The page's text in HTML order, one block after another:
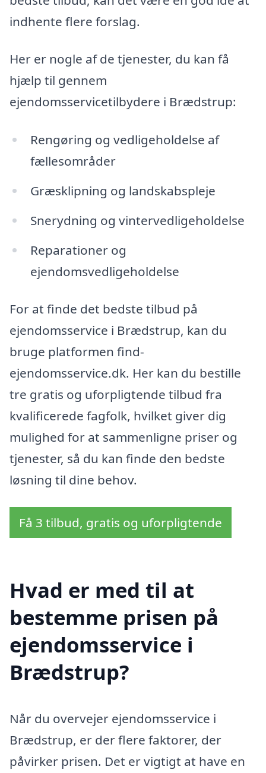
indhente flere forslag.
Her er nogle af de tjenester, du kan få
hjælp til gennem
ejendomsservicetilbydere i Brædstrup:
Rengøring og vedligeholdelse af
fællesområder
Græsklipning og landskabspleje
Snerydning og vintervedligeholdelse
Reparationer og
ejendomsvedligeholdelse
For at finde det bedste tilbud på
ejendomsservice i Brædstrup, kan du
bruge platformen find-
ejendomsservice.dk. Her kan du bestille
tre gratis og uforpligtende tilbud fra
kvalificerede fagfolk, hvilket giver dig
mulighed for at sammenligne priser og
tjenester, så du kan finde den bedste
løsning til dine behov.
Få 3 tilbud, gratis og uforpligtende
Hvad er med til at
bestemme prisen på
ejendomsservice i
Brædstrup?
Når du overvejer ejendomsservice i
Brædstrup, er der flere faktorer, der
påvirker prisen. Det er vigtigt at have en